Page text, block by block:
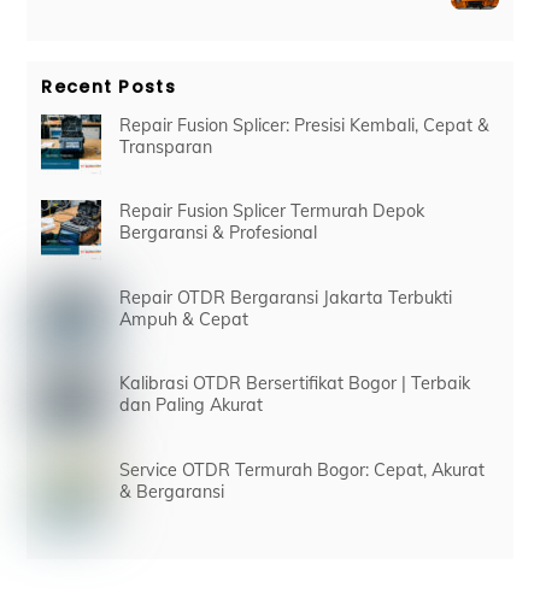
Recent Posts
Repair Fusion Splicer: Presisi Kembali, Cepat &
Transparan
Repair Fusion Splicer Termurah Depok
Bergaransi & Profesional
Repair OTDR Bergaransi Jakarta Terbukti
Ampuh & Cepat
Kalibrasi OTDR Bersertifikat Bogor | Terbaik
dan Paling Akurat
Service OTDR Termurah Bogor: Cepat, Akurat
& Bergaransi